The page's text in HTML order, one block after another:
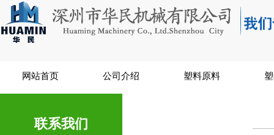
网站首页 公司介绍 塑料原料
联系我们